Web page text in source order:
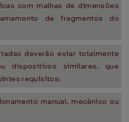
com malhas de dimensões
de fragmentos do
deverão estar totalmente
dispositivos similares, que
requisitos:
manual, mecânico ou